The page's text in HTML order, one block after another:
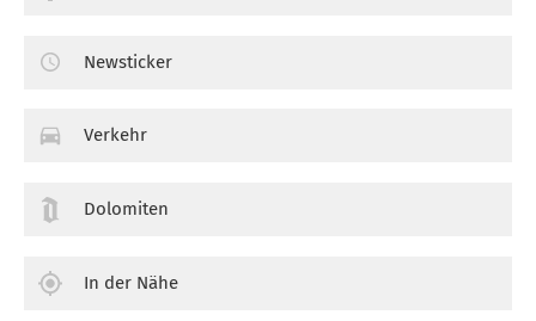
Newsticker
Verkehr
Dolomiten
In der Nähe